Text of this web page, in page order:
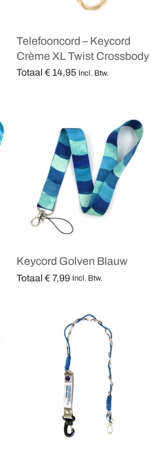
Telefooncord – Keycord
Crème XL Twist Crossbody
Totaal € 14,95 Incl. Btw.
Keycord Golven Blauw
Totaal € 7,99 Incl. Btw.